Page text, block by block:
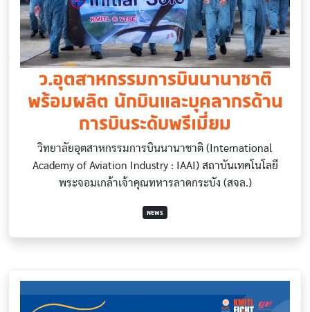
ว.อุตสาหกรรมการบินนานาชาติ
พร้อมผลิต นักบินและบุคลากรด้าน
การบินระดับพรีเมี่ยม
วิทยาลัยอุตสาหกรรมการบินนานาชาติ (International
Academy of Aviation Industry : IAAI) สถาบันเทคโนโลยี
พระจอมเกล้าเจ้าคุณทหารลาดกระบัง (สจล.)
NEWS